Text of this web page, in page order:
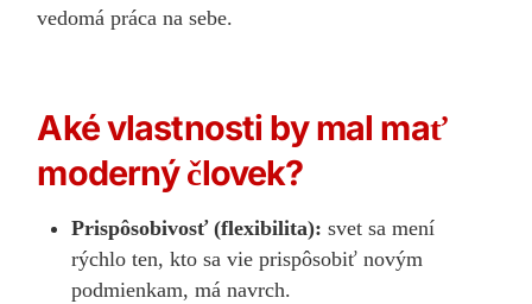
vedomá práca na sebe.
Aké vlastnosti by mal mať
moderný človek?
Prispôsobivosť (flexibilita):svet sa mení
rýchlo ten, kto sa vie prispôsobiť novým
podmienkam, má navrch.